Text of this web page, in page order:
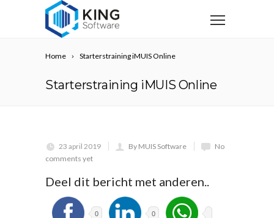
Home Starterstraining iMUIS Online
Starterstraining iMUIS Online
23 april 2019 By MUIS Software
No
comments yet
Deel dit bericht met anderen..
0 0